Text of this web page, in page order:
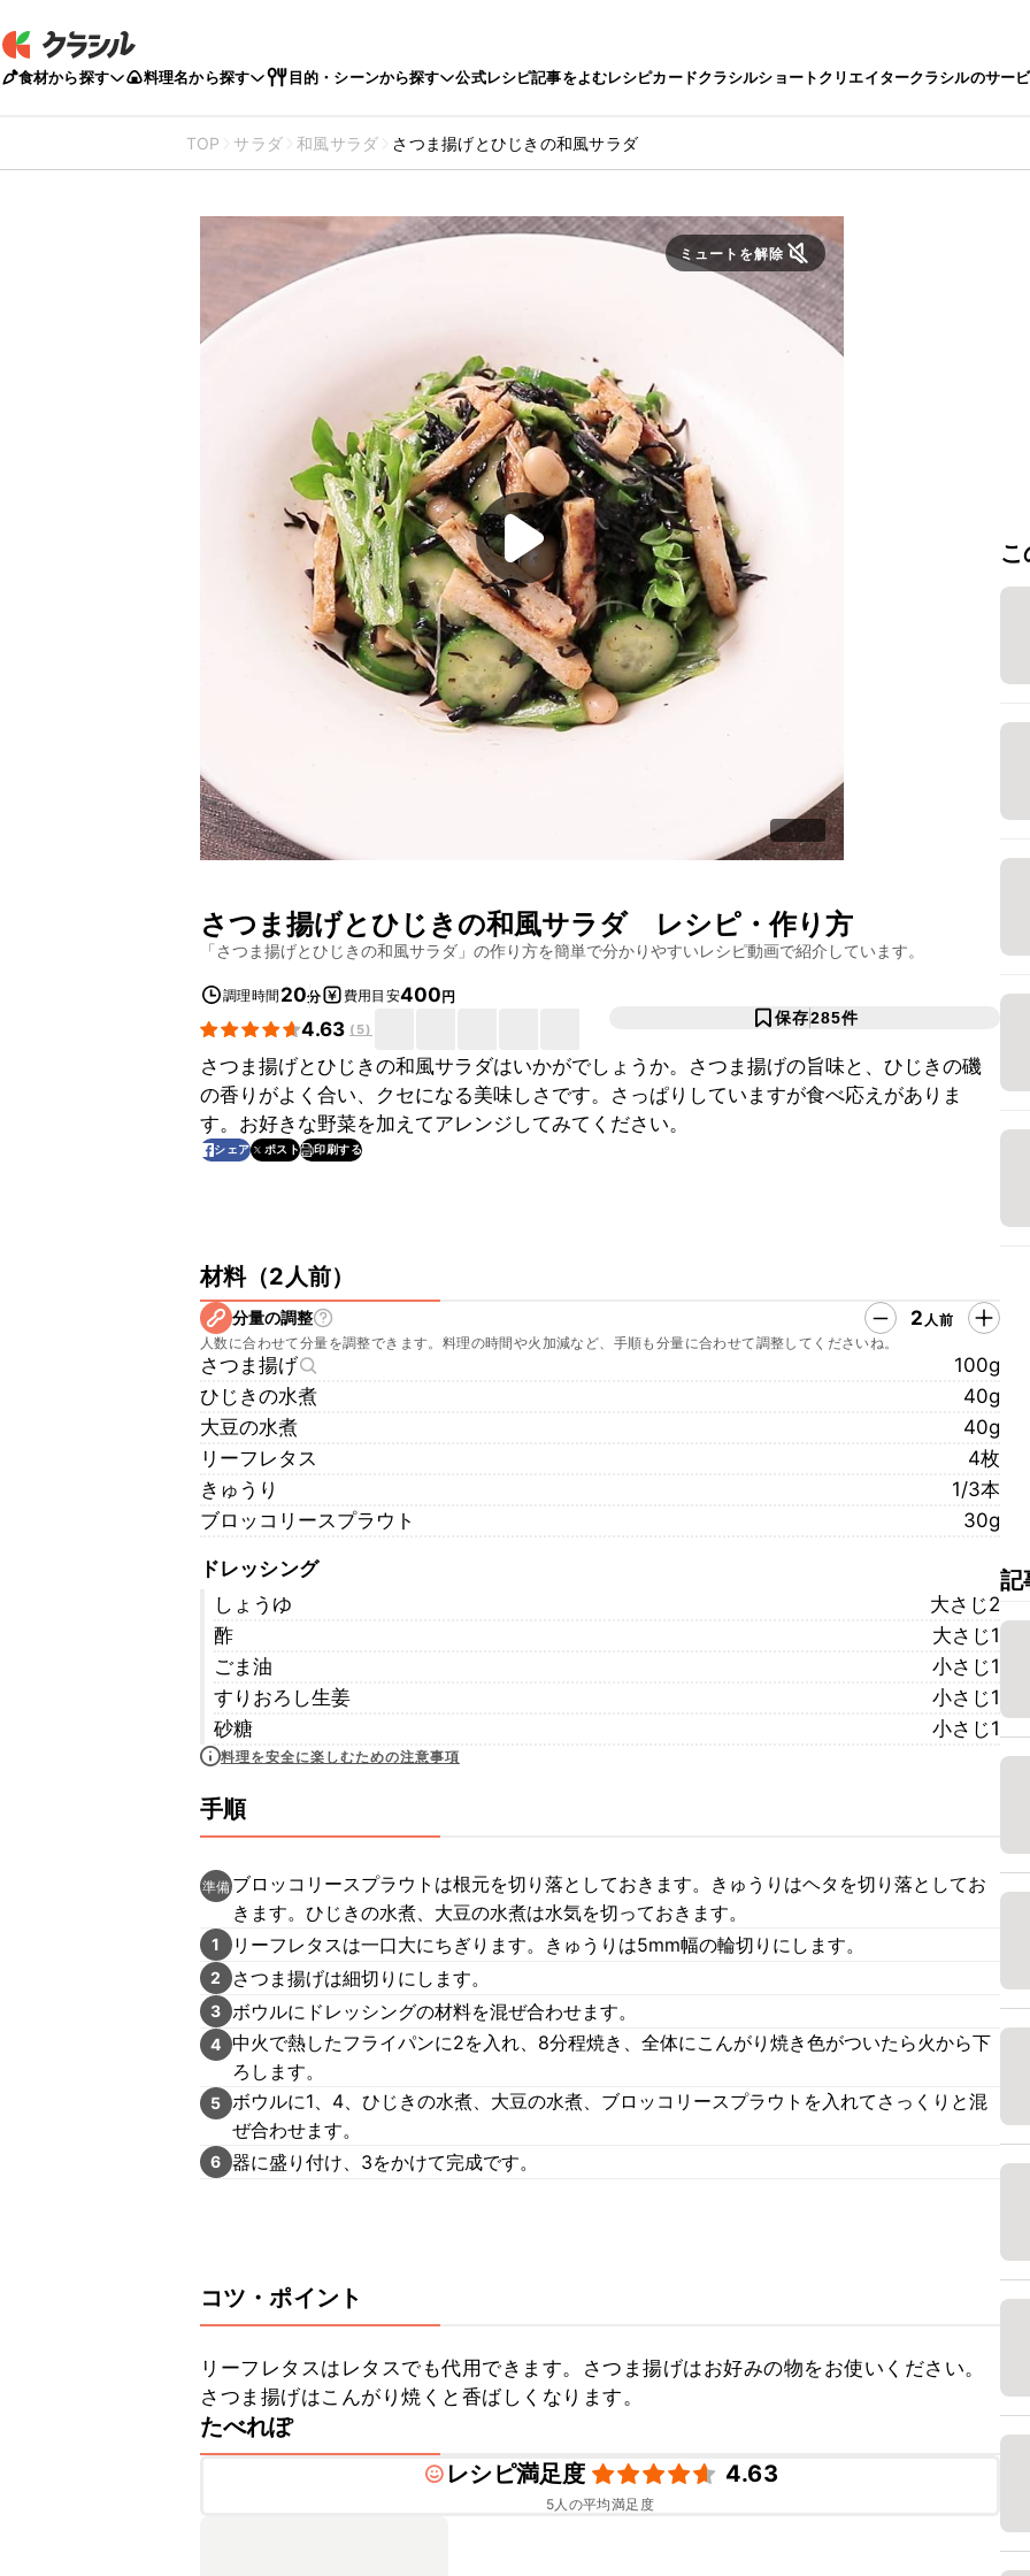
食材から探す 料理名から探す 目的・シーンから探す 公式レシピ記事をよむレシピカードクラシルショートクリエイタークラシルのサー
TOP サラダ 和風サラダ さつま揚げとひじきの和風サラダ
ミュートを解除
さつま揚げとひじきの和風サラダレシピ・作り方
「さつま揚げとひじきの和風サラダ 」の作り方を簡単で分かりやすいレシピ動画で紹介しています。
調理時間 20分 費用目安400円
4.63 ( 5)
保存285件
さつま揚げとひじきの和風サラダはいかがでしょうか。さつま揚げの旨味と、ひじきの磯
の香りがよく合い、クセになる美味しさです。さっぱりしていますが食べ応えがありま
す。お好きな野菜を加えてアレンジしてみてください。
シェア ポスト 印刷する
材料（2人前）
分量の調整 2 人前
人数に合わせて分量を調整できます。料理の時間や火加減など、手順も分量に合わせて調整してくださいね。
さつま揚げ
100g
ひじきの水煮
40g
大豆の水煮
40g
リーフレタス
4枚
きゅうり
1/3本
ブロッコリースプラウト
30g
ドレッシング
しょうゆ
大さじ2
酢
大さじ1
ごま油
小さじ1
すりおろし生姜
小さじ1
砂糖
小さじ1
料理を安全に楽しむための注意事項
手順
準備 ブロッコリースプラウトは根元を切り落としておきます。きゅうりはヘタを切り落としてお
きます。ひじきの水煮、大豆の水煮は水気を切っておきます。
1 リーフレタスは一口大にちぎります。きゅうりは5mm幅の輪切りにします。
2 さつま揚げは細切りにします。
3 ボウルにドレッシングの材料を混ぜ合わせます。
4 中火で熱したフライパンに2を入れ、8分程焼き、全体にこんがり焼き色がついたら火から下
ろします。
5 ボウルに1、4、ひじきの水煮、大豆の水煮、ブロッコリースプラウトを入れてさっくりと混
ぜ合わせます。
6 器に盛り付け、3をかけて完成です。
コツ・ポイント
リーフレタスはレタスでも代用できます。さつま揚げはお好みの物をお使いください。
さつま揚げはこんがり焼くと香ばしくなります。
たべれぽ
レシピ満足度
4.63
5人の平均満足度
記